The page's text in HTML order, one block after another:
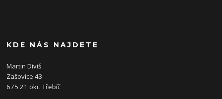
KDE NÁS NAJDETE
Martin Diviš
Zašovice 43
675 21 okr. Třebíč